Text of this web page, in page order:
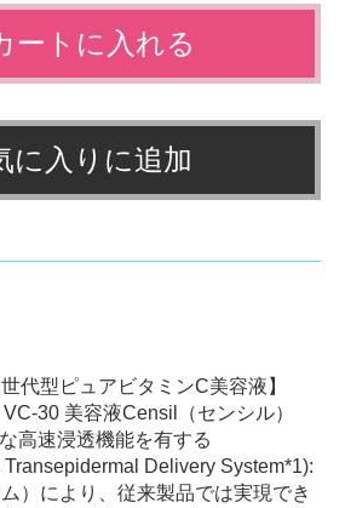
ートに入れる
に入りに追加
代型ピュアビタミンC美容液】
30 美容液Censil（センシル）
高速浸透機能を有する
Delivery System*1):
）により、従来製品では実現でき